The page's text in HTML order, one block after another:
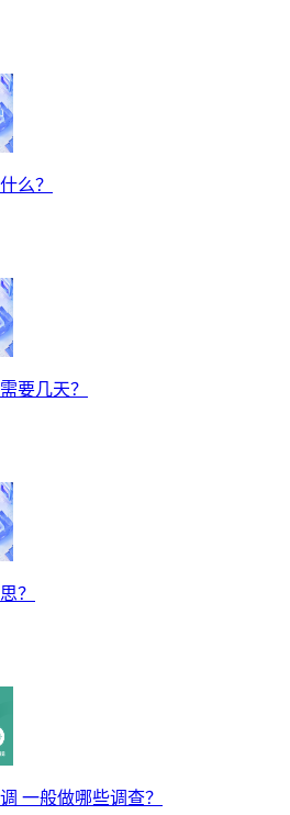
么？
要几天？
？
一般做哪些调查？